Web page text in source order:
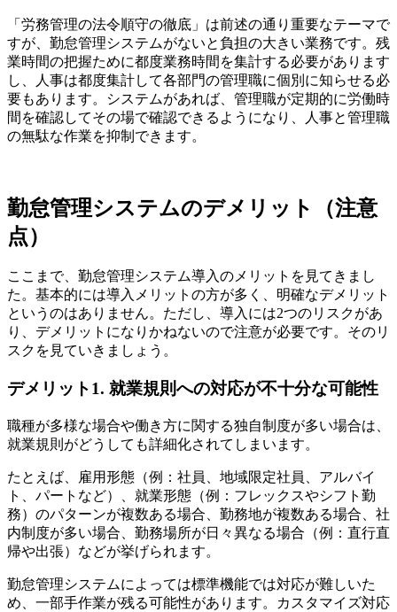
「労務管理の法令順守の徹底」は前述の通り重要なテーマで
すが、勤怠管理システムがないと負担の大きい業務です。残
業時間の把握ために都度業務時間を集計する必要があります
し、人事は都度集計して各部門の管理職に個別に知らせる必
要もあります。システムがあれば、管理職が定期的に労働時
間を確認してその場で確認できるようになり、人事と管理職
の無駄な作業を抑制できます。
勤怠管理システムのデメリット（注意
点）
ここまで、勤怠管理システム導入のメリットを見てきまし
た。基本的には導入メリットの方が多く、明確なデメリット
というのはありません。ただし、導入には2つのリスクがあ
り、デメリットになりかねないので注意が必要です。そのリ
スクを見ていきましょう。
デメリット1. 就業規則への対応が不十分な可能性
職種が多様な場合や働き方に関する独自制度が多い場合は、
就業規則がどうしても詳細化されてしまいます。
たとえば、雇用形態（例：社員、地域限定社員、アルバイ
ト、パートなど）、就業形態（例：フレックスやシフト勤
務）のパターンが複数ある場合、勤務地が複数ある場合、社
内制度が多い場合、勤務場所が日々異なる場合（例：直行直
帰や出張）などが挙げられます。
勤怠管理システムによっては標準機能では対応が難しいた
め、一部手作業が残る可能性があります。カスタマイズ対応